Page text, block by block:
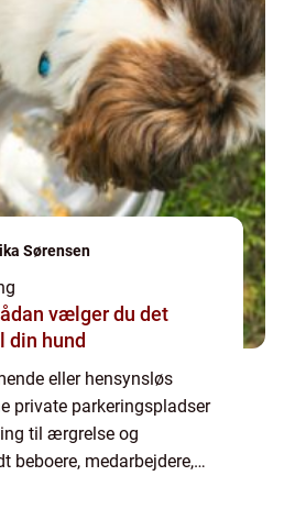
Sørensen
vælger du det
din hund
eller hensynsløs
private parkeringspladser
til ærgrelse og
beboere, medarbejdere,